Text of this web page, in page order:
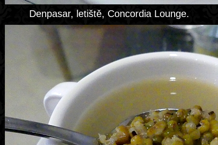
Denpasar, letiště, Concordia Lounge.